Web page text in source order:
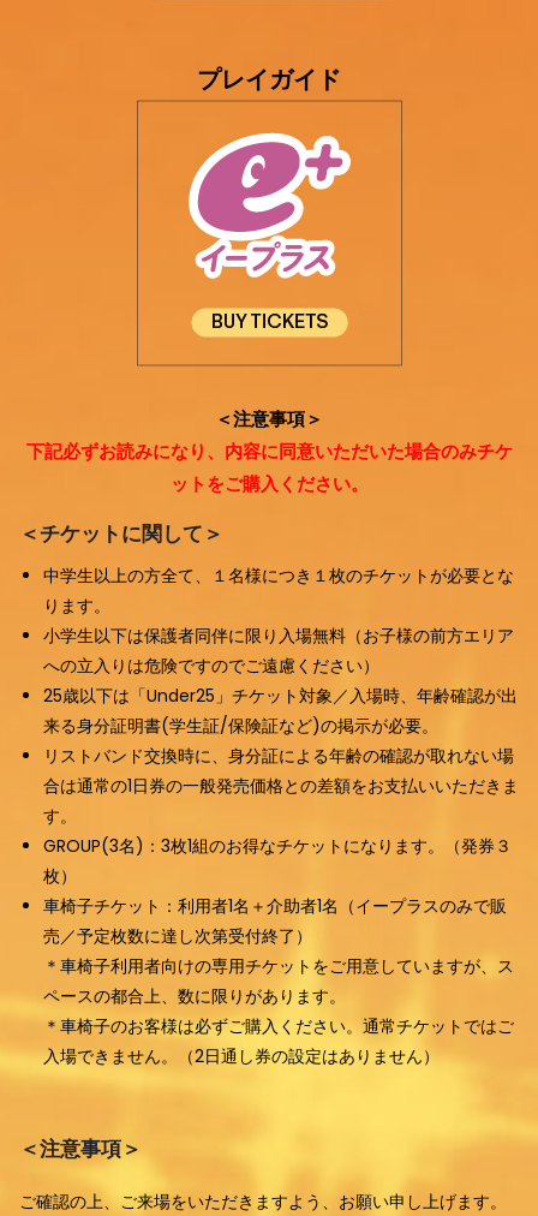
プレイガイド
＜注意事項＞
下記必ずお読みになり、内容に同意いただいた場合のみチケ
ットをご購入ください。
＜チケットに関して＞​
中学生以上の方全て、１名様につき１枚のチケットが必要とな
ります。
小学生以下は保護者同伴に限り入場無料（お子様の前方エリア
への立入りは危険ですのでご遠慮ください）
25歳以下は「Under25」チケット対象／入場時、年齢確認が出
来る身分証明書(学生証/保険証など)の掲示が必要。
リストバンド交換時に、身分証による年齢の確認が取れない場
合は通常の1日券の一般発売価格との差額をお支払いいただきま
す。
GROUP(3名)：3枚1組のお得なチケットになります。（発券３
枚）
車椅子チケット：利用者1名＋介助者1名（イープラスのみで販
売／予定枚数に達し次第受付終了）
＊車椅子利用者向けの専用チケットをご用意していますが、ス
ペースの都合上、数に限りがあります。
＊車椅子のお客様は必ずご購入ください。通常チケットではご
入場できません。（2日通し券の設定はありません）
＜注意事項＞​
ご確認の上、ご来場をいただきますよう、お願い申し上げます。
Schedules
Artists
Location
About
Tickets